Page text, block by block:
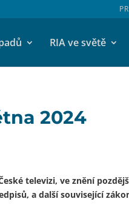
RIA ve světě
2024
televizi, ve znění
a další související